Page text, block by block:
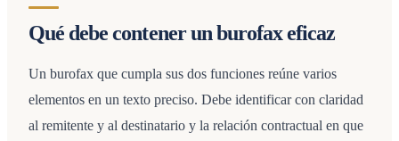
Qué debe contener un burofax eficaz
Un burofax que cumpla sus dos funciones reúne varios
elementos en un texto preciso. Debe identificar con claridad
al remitente y al destinatario y la relación contractual en que